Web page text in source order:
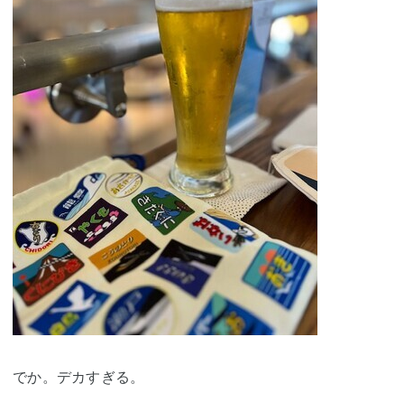
でか。デカすぎる。